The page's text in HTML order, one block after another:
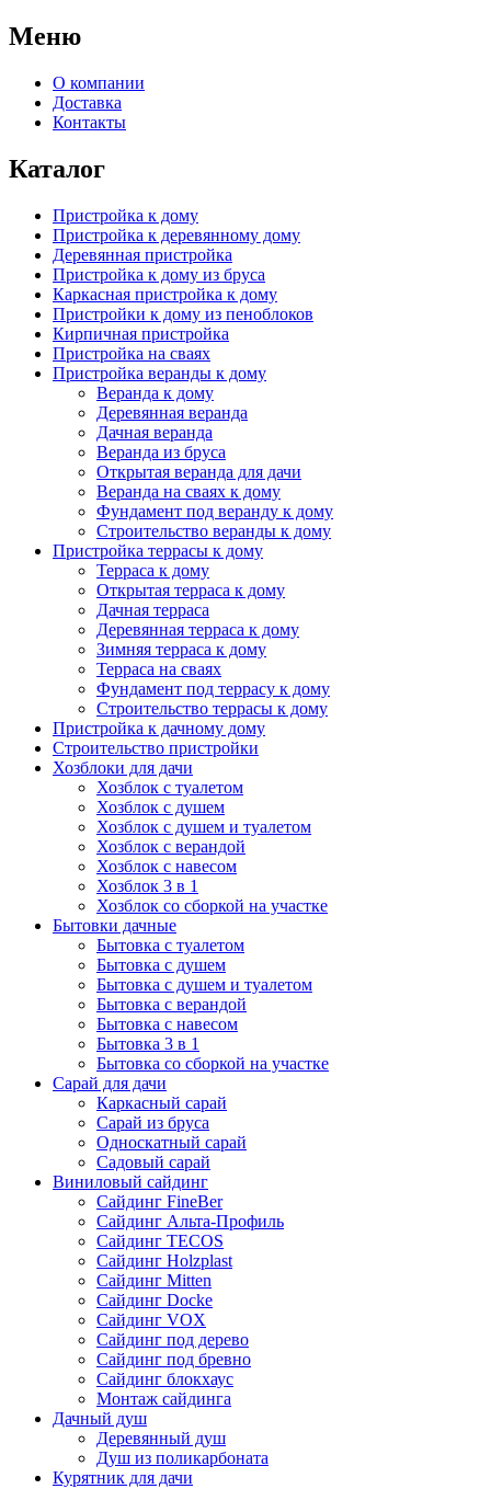
Меню
О компании
Доставка
Контакты
Каталог
Пристройка к дому
Пристройка к деревянному дому
Деревянная пристройка
Пристройка к дому из бруса
Каркасная пристройка к дому
Пристройки к дому из пеноблоков
Кирпичная пристройка
Пристройка на сваях
Пристройка веранды к дому
Веранда к дому
Деревянная веранда
Дачная веранда
Веранда из бруса
Открытая веранда для дачи
Веранда на сваях к дому
Фундамент под веранду к дому
Строительство веранды к дому
Пристройка террасы к дому
Терраса к дому
Открытая терраса к дому
Дачная терраса
Деревянная терраса к дому
Зимняя терраса к дому
Терраса на сваях
Фундамент под террасу к дому
Строительство террасы к дому
Пристройка к дачному дому
Строительство пристройки
Хозблоки для дачи
Хозблок с туалетом
Хозблок с душем
Хозблок с душем и туалетом
Хозблок с верандой
Хозблок с навесом
Хозблок 3 в 1
Хозблок со сборкой на участке
Бытовки дачные
Бытовка с туалетом
Бытовка с душем
Бытовка с душем и туалетом
Бытовка с верандой
Бытовка с навесом
Бытовка 3 в 1
Бытовка со сборкой на участке
Сарай для дачи
Каркасный сарай
Сарай из бруса
Односкатный сарай
Садовый сарай
Виниловый сайдинг
Сайдинг FineBer
Сайдинг Альта-Профиль
Сайдинг TECOS
Сайдинг Holzplast
Сайдинг Mitten
Сайдинг Docke
Сайдинг VOX
Сайдинг под дерево
Сайдинг под бревно
Сайдинг блокхаус
Монтаж сайдинга
Дачный душ
Деревянный душ
Душ из поликарбоната
Курятник для дачи